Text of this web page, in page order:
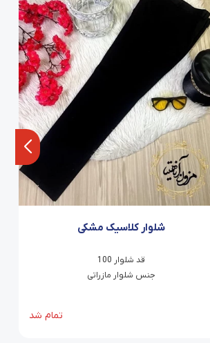
شلوار کلاسیک مشکی
قد شلوار 100
جنس شلوار مازراتی
تمام شد